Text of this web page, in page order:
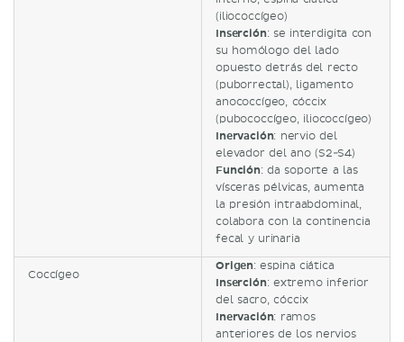
(iliococcígeo)
Inserción: se interdigita con
su homólogo del lado
opuesto detrás del recto
(puborrectal), ligamento
anococcígeo, cóccix
(pubococcígeo, iliococcígeo)
Inervación: nervio del
elevador del ano (S2-S4)
Función: da soporte a las
vísceras pélvicas, aumenta
la presión intraabdominal,
colabora con la continencia
fecal y urinaria
Coccígeo
Origen: espina ciática
Inserción: extremo inferior
del sacro, cóccix
Inervación: ramos
anteriores de los nervios